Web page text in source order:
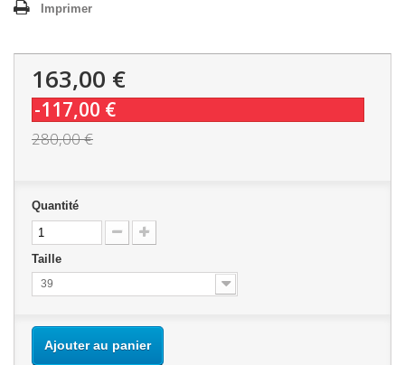
Imprimer
163,00 €
-117,00 €
280,00 €
Quantité
Taille
39
Ajouter au panier